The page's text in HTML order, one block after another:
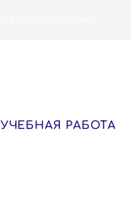
УЧЕБНАЯ РАБОТА